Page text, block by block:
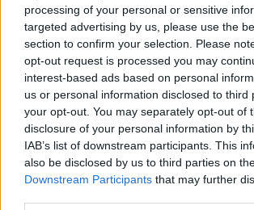
processing of your personal or sensitive
targeted advertising by us, please use the
section to confirm your selection. Please
opt-out request is processed you may
interest-based ads based on personal
us or personal information disclosed to third
your opt-out. You may separately opt-out of
disclosure of your personal information by
IAB’s list of downstream participants. This
also be disclosed by us to third parties on
Downstream Participants that may further